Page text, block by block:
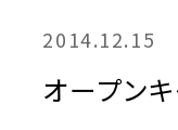
2014.12.15
オープン